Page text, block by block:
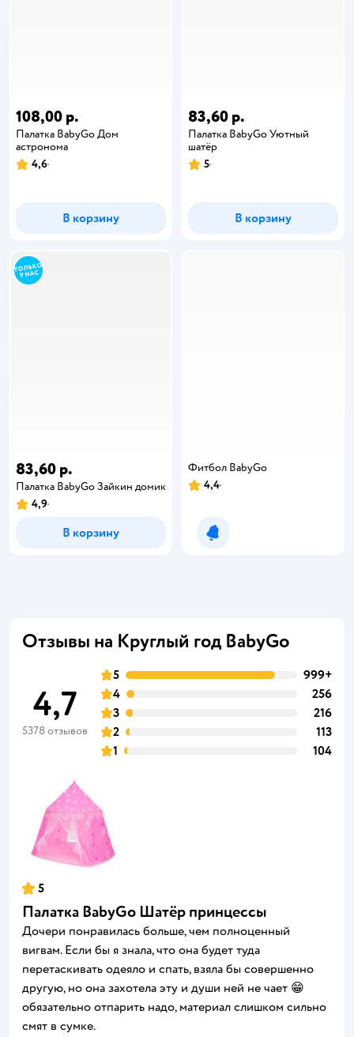
108,00 р.
Палатка BabyGo Дом
астронома
4,6
В корзину
83,60 р.
Палатка BabyGo Уютный
шатёр
5
В корзину
83,60 р.
Палатка BabyGo Зайкин домик
4,9
В корзину
Фитбол BabyGo
4,4
Уведомить о появлении
Отзывы на Круглый год BabyGo
4,7
5378 отзывов
5
999+
4
256
3
216
2
113
1
104
5
Палатка BabyGo Шатёр принцессы
Дочери понравилась больше, чем полноценный
вигвам. Если бы я знала, что она будет туда
перетаскивать одеяло и спать, взяла бы совершенно
другую, но она захотела эту и души ней не чает 😁
обязательно отпарить надо, материал слишком сильно
смят в сумке.